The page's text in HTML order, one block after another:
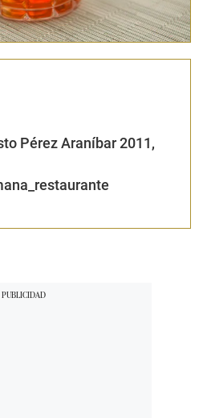
Pérez Araníbar 2011,